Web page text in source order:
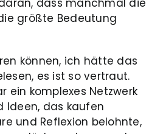
größte Bedeutung
können, ich hätte das
es ist so vertraut.
ein komplexes Netzwerk
Ideen, das kaufen
und Reflexion belohnte,